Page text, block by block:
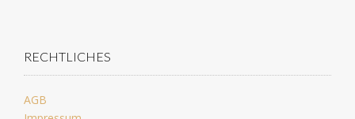
RECHTLICHES
AGB